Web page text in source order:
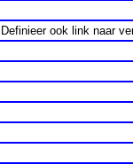
Definieer ook link naar